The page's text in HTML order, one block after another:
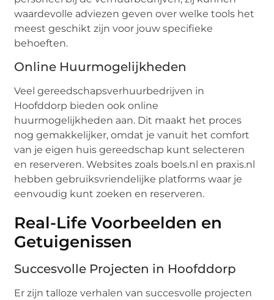
waardevolle adviezen geven over welke tools het
meest geschikt zijn voor jouw specifieke
behoeften.
Online Huurmogelijkheden
Veel gereedschapsverhuurbedrijven in
Hoofddorp bieden ook online
huurmogelijkheden aan. Dit maakt het proces
nog gemakkelijker, omdat je vanuit het comfort
van je eigen huis gereedschap kunt selecteren
en reserveren. Websites zoals boels.nl en praxis.nl
hebben gebruiksvriendelijke platforms waar je
eenvoudig kunt zoeken en reserveren.
Real-Life Voorbeelden en
Getuigenissen
Succesvolle Projecten in Hoofddorp
Er zijn talloze verhalen van succesvolle projecten